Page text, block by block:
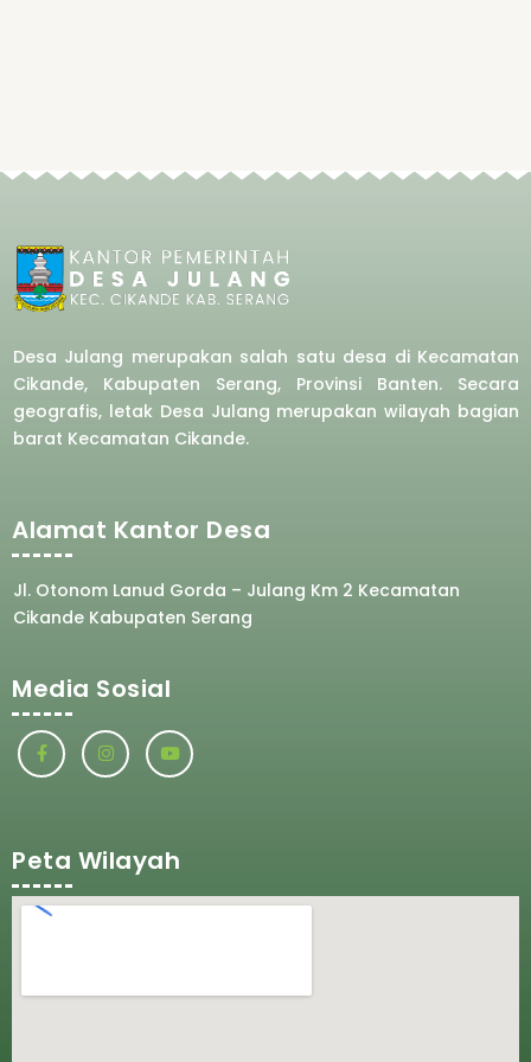
Desa Julang merupakan salah satu desa di Kecamatan
Cikande, Kabupaten Serang, Provinsi Banten. Secara
geografis, letak Desa Julang merupakan wilayah bagian
barat Kecamatan Cikande.
Alamat Kantor Desa
Jl. Otonom Lanud Gorda – Julang Km 2 Kecamatan
Cikande Kabupaten Serang
Media Sosial
Peta Wilayah